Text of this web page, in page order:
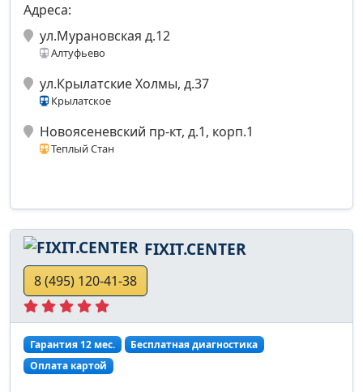
Адреса:
ул.Мурановская д.12
Алтуфьево
ул.Крылатские Холмы, д.37
Крылатское
Новоясеневский пр-кт, д.1, корп.1
Теплый Стан
FIXIT.CENTER
8 (495) 120-41-38
Гарантия 12 мес.
Бесплатная диагностика
Оплата картой